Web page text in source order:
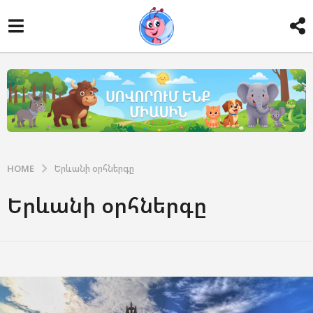
HOME Երևանի օրհներգը
Երևանի օրհներգը